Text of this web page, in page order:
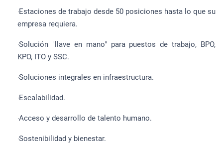
·Estaciones de trabajo desde 50 posiciones hasta lo que su
empresa requiera.
·Solución "llave en mano" para puestos de trabajo, BPO,
KPO, ITO y SSC.
·Soluciones integrales en infraestructura.
·Escalabilidad.
·Acceso y desarrollo de talento humano.
·Sostenibilidad y bienestar.